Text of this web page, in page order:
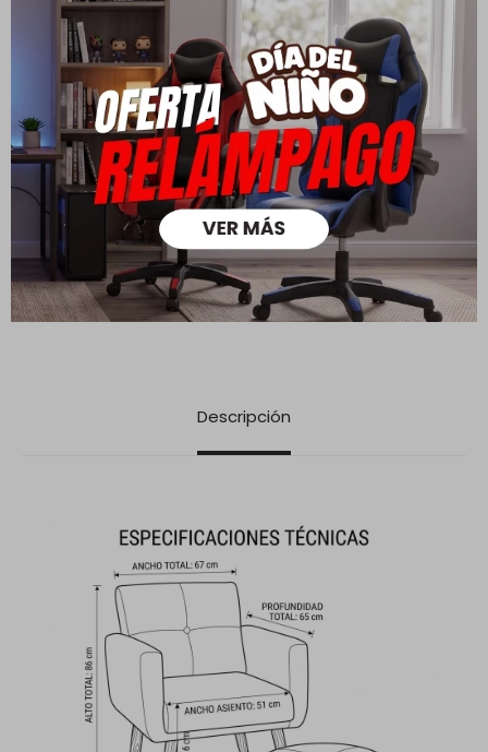
Cambios y Devoluciones
Todas las compras realizadas tienen un plazo de 5 días para
su cambio.
Ver mas
Medios de pago
Descripción